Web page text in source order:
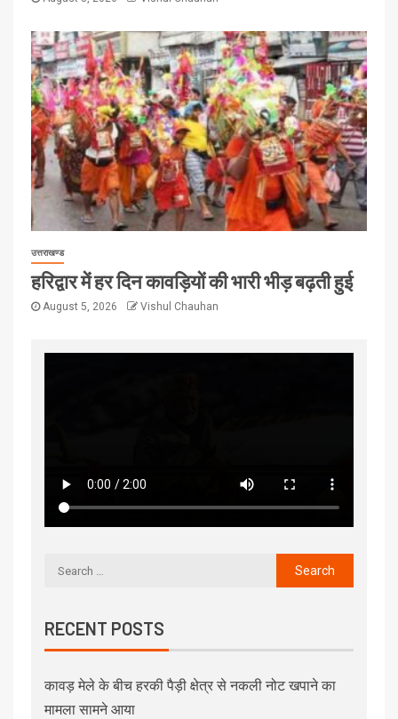
उत्तराखण्ड
हरिद्वार में हर दिन कावड़ियों की भारी भीड़ बढ़ती हुई
August 5, 2026 Vishul Chauhan
RECENT POSTS
कावड़ मेले के बीच हरकी पैड़ी क्षेत्र से नकली नोट खपाने का
मामला सामने आया